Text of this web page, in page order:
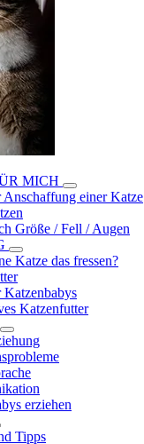
MICH
Anschaffung einer Katze
Größe / Fell / Augen
Katze das fressen?
Katzenbabys
Katzenfutter
erziehen
Tipps